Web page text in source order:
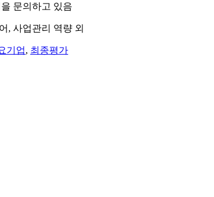
문의하고 있음
, 사업관리 역량 외
기업, 최종평가